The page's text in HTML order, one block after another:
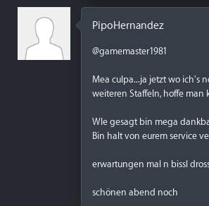
PipoHernandez
@gamemaster1981
Mea culpa...ja jetzt wo ich's
weiteren Staffeln, hoffe man
WIe gesagt bin mega
Bin halt von eurem service
erwartungen mal n bissl
schönen abend noch